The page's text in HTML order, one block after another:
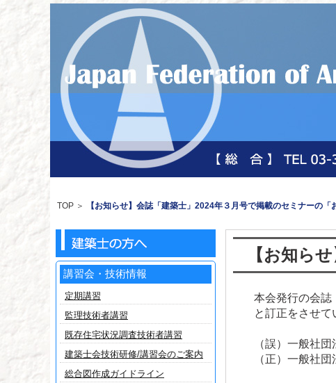
TOP ＞ 【お知らせ】会誌「建築士」2024年３月号で掲載のセミナーの「
【お知ら
本会発行の会誌
と訂正をさせて
（誤）一般社
（正）一般社
講習会・技術情報
定期講習
監理技術者講習
既存住宅状況調査技術者講習
建築士会技術研修/講習会のご案内
総合図作成ガイドライン